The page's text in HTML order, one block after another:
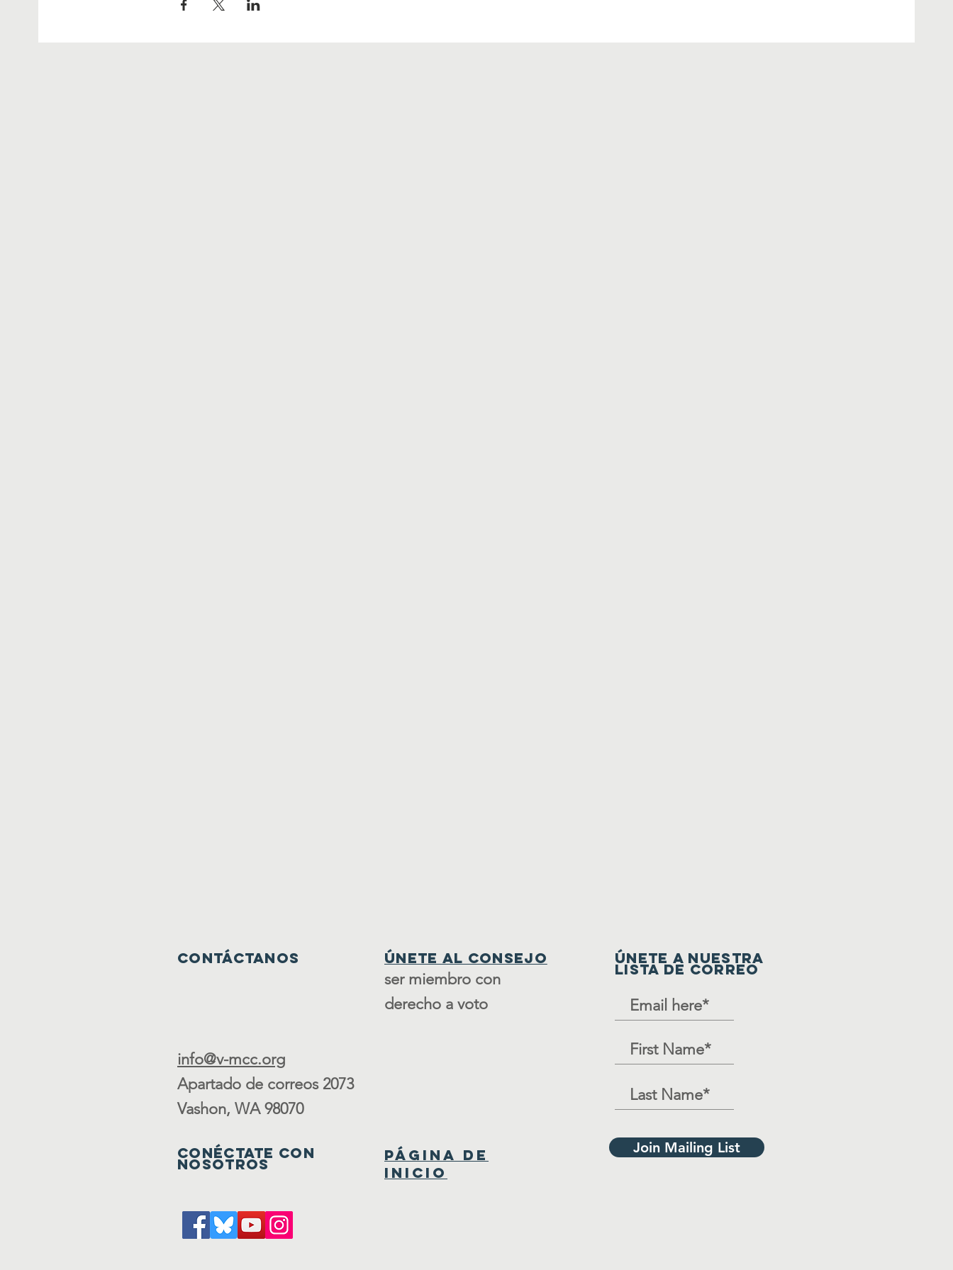
Contáctanos Únete al consejo
ser miembro con
derecho a voto
info@v-mcc.org
Apartado de correos 2073
Vashon, WA 98070
Conéctate con
nosotros
Página de
inicio
ÚNETE A NUESTRA
LISTA DE CORREO
Join Mailing List